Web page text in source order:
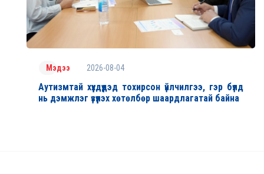
Мэдээ 2026-08-04
Аутизмтай хүүхдүүдэд тохирсон үйлчилгээ, гэр бүлд
нь дэмжлэг үзүүлэх хөтөлбөр шаардлагатай байна